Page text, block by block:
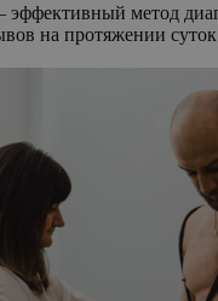
эффективный метод
на протяжении